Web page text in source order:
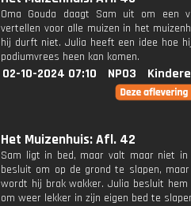
Oma Gouda daagt Sam uit om een
vertellen voor alle muizen in het
hij durft niet. Julia heeft een idee hoe
podiumvrees heen kan komen.
02-10-2024 07:10 NPO3
Het Muizenhuis: Afl. 42
Sam ligt in bed, maar valt maar niet in
besluit om op de grond te slapen,
wordt hij brak wakker. Julia besluit hem
om weer lekker in zijn eigen bed te